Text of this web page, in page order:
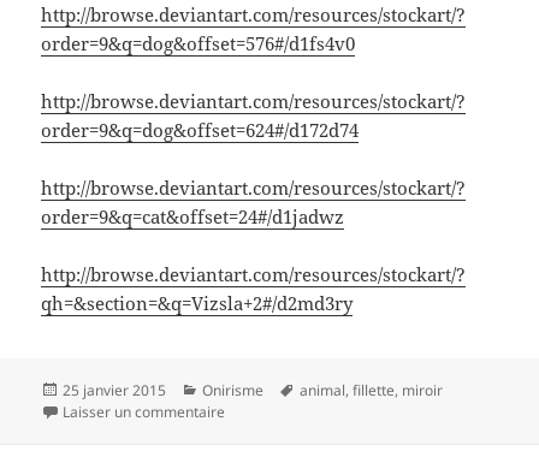
http://browse.deviantart.com/resources/stockart/?
order=9&q=dog&offset=576#/d1fs4v0
http://browse.deviantart.com/resources/stockart/?
order=9&q=dog&offset=624#/d172d74
http://browse.deviantart.com/resources/stockart/?
order=9&q=cat&offset=24#/d1jadwz
http://browse.deviantart.com/resources/stockart/?
qh=&section=&q=Vizsla+2#/d2md3ry
Publié
le
25 janvier 2015 Catégories
Onirisme
Mots-
animal,fillette, miroir
Laisser un commentaire